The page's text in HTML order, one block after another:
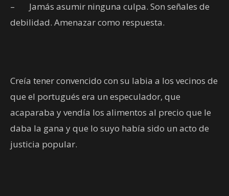
–
Jamás asumir ninguna culpa. Son señales de
debilidad. Amenazar como respuesta.
Creía tener convencido con su labia a los vecinos de
que el portugués era un especulador, que
acaparaba y vendía los alimentos al precio que le
daba la gana y que lo suyo había sido un acto de
justicia popular.